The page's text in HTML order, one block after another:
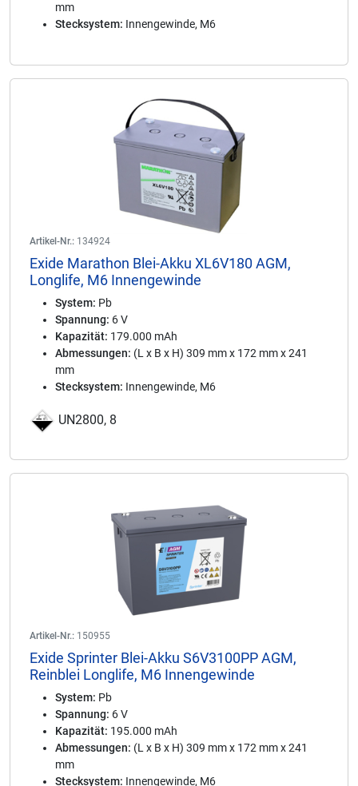
mm
Stecksystem: Innengewinde, M6
Artikel-Nr.: 134924
Exide Marathon Blei-Akku XL6V180 AGM,
Longlife, M6 Innengewinde
System: Pb
Spannung: 6 V
Kapazität: 179.000 mAh
Abmessungen: (L x B x H) 309 mm x 172 mm x 241
mm
Stecksystem: Innengewinde, M6
UN2800, 8
Artikel-Nr.: 150955
Exide Sprinter Blei-Akku S6V3100PP AGM,
Reinblei Longlife, M6 Innengewinde
System: Pb
Spannung: 6 V
Kapazität: 195.000 mAh
Abmessungen: (L x B x H) 309 mm x 172 mm x 241
mm
Stecksystem: Innengewinde, M6